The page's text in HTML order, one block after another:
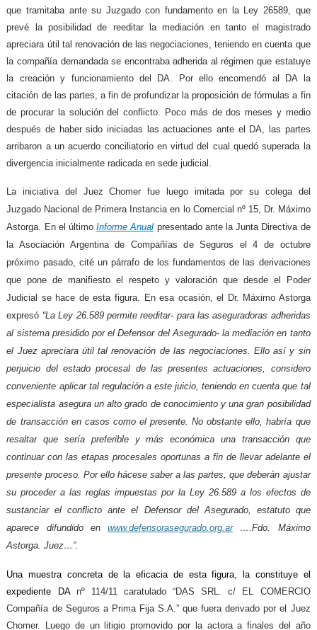
que tramitaba ante su Juzgado con fundamento en la Ley 26589, que
prevé la posibilidad de reeditar la mediación en tanto el magistrado
apreciara útil tal renovación de las negociaciones, teniendo en cuenta que
la compañía demandada se encontraba adherida al régimen que estatuye
la creación y funcionamiento del DA. Por ello encomendó al DA la
citación de las partes, a fin de profundizar la proposición de fórmulas a fin
de procurar la solución del conflicto. Poco más de dos meses y medio
después de haber sido iniciadas las actuaciones ante el DA, las partes
arribaron a un acuerdo conciliatorio en virtud del cual quedó superada la
divergencia inicialmente radicada en sede judicial.
La iniciativa del Juez Chomer fue luego imitada por su colega del
Juzgado Nacional de Primera Instancia en lo Comercial nº 15, Dr. Máximo
Astorga. En el últimoInforme Anual presentado ante la Junta Directiva de
la Asociación Argentina de Compañías de Seguros el 4 de octubre
próximo pasado, cité un párrafo de los fundamentos de las derivaciones
que pone de manifiesto el respeto y valoración que desde el Poder
Judicial se hace de esta figura. En esa ocasión, el Dr. Máximo Astorga
expresó “La Ley 26.589 permite reeditar- para las aseguradoras adheridas
al sistema presidido por el Defensor del Asegurado- la mediación en tanto
el Juez apreciara útil tal renovación de las negociaciones. Ello así y sin
perjuicio del estado procesal de las presentes actuaciones, considero
conveniente aplicar tal regulación a este juicio, teniendo en cuenta que tal
especialista asegura un alto grado de conocimiento y una gran posibilidad
de transacción en casos como el presente. No obstante ello, habría que
resaltar que sería preferible y más económica una transacción que
continuar con las etapas procesales oportunas a fin de llevar adelante el
presente proceso. Por ello hácese saber a las partes, que deberán ajustar
su proceder a las reglas impuestas por la Ley 26.589 a los efectos de
sustanciar el conflicto ante el Defensor del Asegurado, estatuto que
aparece difundido enwww.defensorasegurado.org.ar….Fdo. Máximo
Astorga. Juez…”.
Una muestra concreta de la eficacia de esta figura, la constituye el
expediente DA nº 114/11 caratulado “DAS SRL. c/ EL COMERCIO
Compañía de Seguros a Prima Fija S.A.” que fuera derivado por el Juez
Chomer. Luego de un litigio promovido por la actora a finales del año